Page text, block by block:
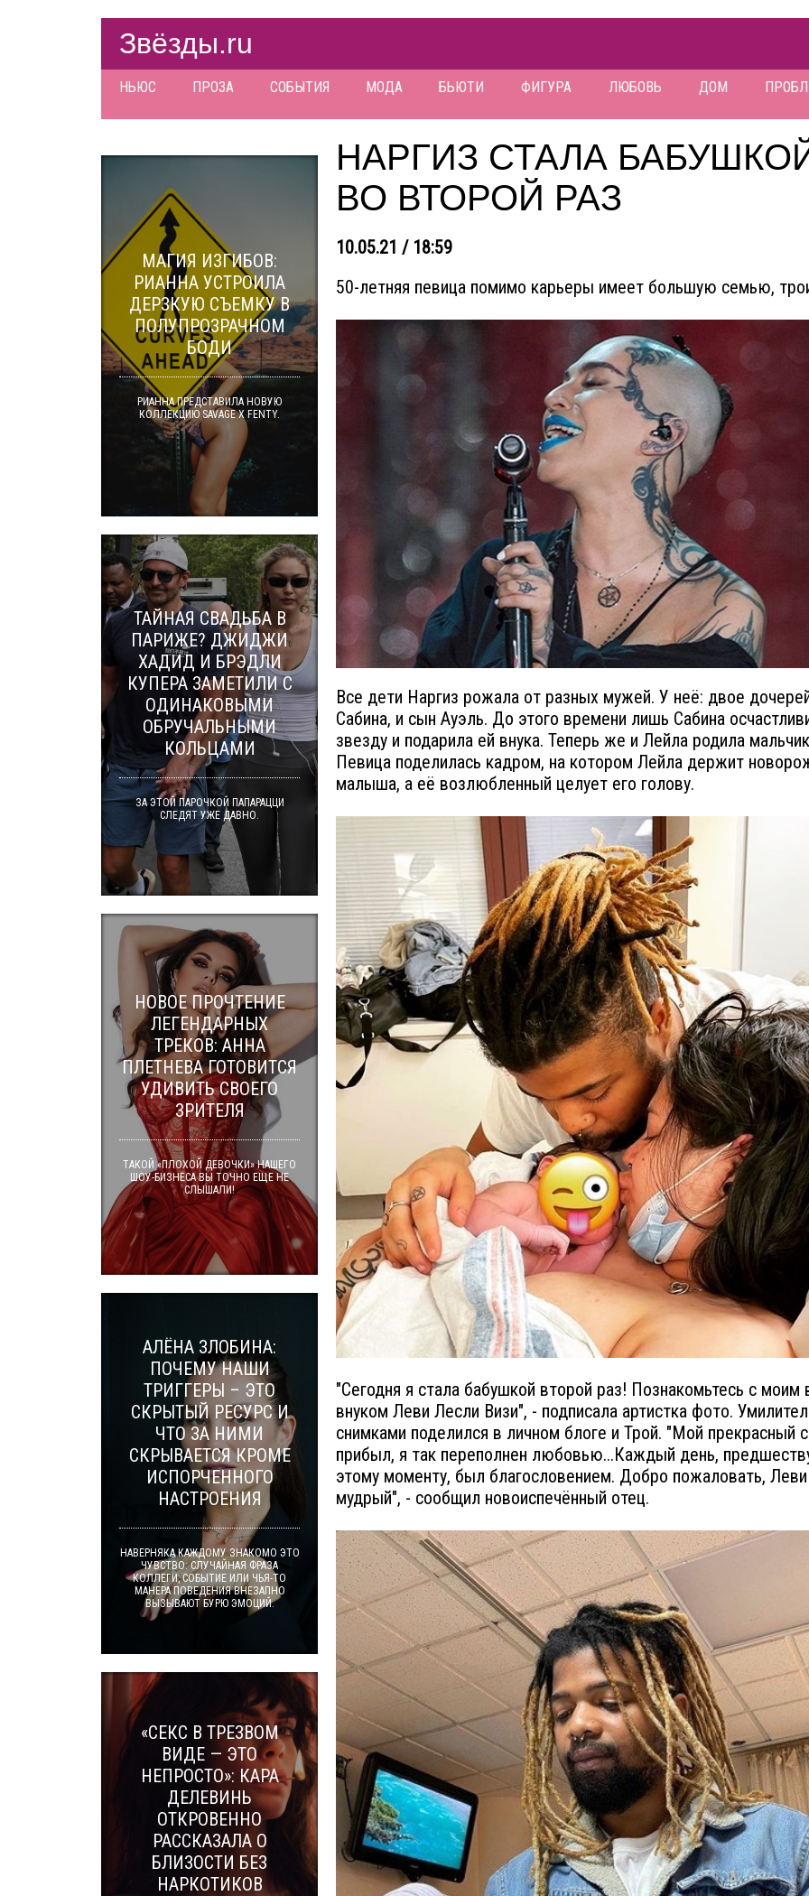
Звёзды.ru
НЬЮС ПРОЗА СОБЫТИЯ МОДА БЬЮТИ ФИГУРА ЛЮБОВЬ ДОМ
НАРГИЗ СТАЛА
ВО ВТОРОЙ РАЗ
10.05.21 / 18:59
50-летняя певица помимо карьеры имеет большую семью,
Все дети Наргиз рожала от разных мужей. У неё: двое
Сабина, и сын Ауэль. До этого времени лишь Сабина
звезду и подарила ей внука. Теперь же и Лейла родила
Певица поделилась кадром, на котором Лейла держит
малыша, а её возлюбленный целует его голову.
"Сегодня я стала бабушкой второй раз! Познакомьтесь с
внуком Леви Лесли Визи", - подписала артистка фото.
снимками поделился в личном блоге и Трой. "Мой прекрасный
прибыл, я так переполнен любовью...Каждый день,
этому моменту, был благословением. Добро пожаловать,
мудрый", - сообщил новоиспечённый отец.
МАГИЯ ИЗГИБОВ:
РИАННА УСТРОИЛА
ДЕРЗКУЮ СЪЕМКУ В
ПОЛУПРОЗРАЧНОМ
БОДИ
РИАННА ПРЕДСТАВИЛА НОВУЮ
КОЛЛЕКЦИЮ SAVAGE X FENTY.
ТАЙНАЯ СВАДЬБА В
ПАРИЖЕ? ДЖИДЖИ
ХАДИД И БРЭДЛИ
КУПЕРА ЗАМЕТИЛИ С
ОДИНАКОВЫМИ
ОБРУЧАЛЬНЫМИ
КОЛЬЦАМИ
ЗА ЭТОЙ ПАРОЧКОЙ ПАПАРАЦЦИ
СЛЕДЯТ УЖЕ ДАВНО.
НОВОЕ ПРОЧТЕНИЕ
ЛЕГЕНДАРНЫХ
ТРЕКОВ: АННА
ПЛЕТНЕВА ГОТОВИТСЯ
УДИВИТЬ СВОЕГО
ЗРИТЕЛЯ
ТАКОЙ «ПЛОХОЙ ДЕВОЧКИ» НАШЕГО
ШОУ-БИЗНЕСА ВЫ ТОЧНО ЕЩЕ НЕ
СЛЫШАЛИ!
АЛЁНА ЗЛОБИНА:
ПОЧЕМУ НАШИ
ТРИГГЕРЫ – ЭТО
СКРЫТЫЙ РЕСУРС И
ЧТО ЗА НИМИ
СКРЫВАЕТСЯ КРОМЕ
ИСПОРЧЕННОГО
НАСТРОЕНИЯ
НАВЕРНЯКА КАЖДОМУ ЗНАКОМО ЭТО
ЧУВСТВО: СЛУЧАЙНАЯ ФРАЗА
КОЛЛЕГИ, СОБЫТИЕ ИЛИ ЧЬЯ-ТО
МАНЕРА ПОВЕДЕНИЯ ВНЕЗАПНО
ВЫЗЫВАЮТ БУРЮ ЭМОЦИЙ.
«СЕКС В ТРЕЗВОМ
ВИДЕ — ЭТО
НЕПРОСТО»: КАРА
ДЕЛЕВИНЬ
ОТКРОВЕННО
РАССКАЗАЛА О
БЛИЗОСТИ БЕЗ
НАРКОТИКОВ